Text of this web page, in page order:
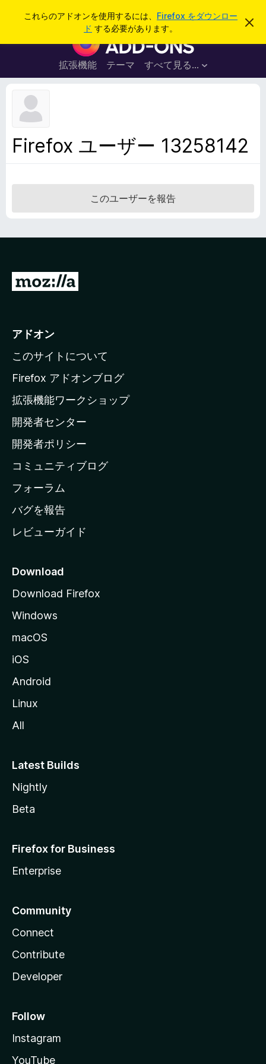
これらのアドオンを使用するには、 Firefox をダウンロー
ド する必要があります。
こ
を
F
i
r
e
ブ
ラ
ー
ア
拡張機能 テーマ すべて見る...
ログイン
Firefox ユーザー 13258142
このユーザーを報告
M
i
l
a
ホ
ー
ム
ー
ジ
へ
アドオン
このサイトについて
Firefox アドオンブログ
拡張機能ワークショップ
開発者センター
開発者ポリシー
コミュニティブログ
フォーラム
バグを報告
レビューガイド
Download
Download Firefox
Windows
macOS
iOS
Android
Linux
All
Latest Builds
Nightly
Beta
Firefox for Business
Enterprise
Community
Connect
Contribute
Developer
Follow
Instagram
YouTube